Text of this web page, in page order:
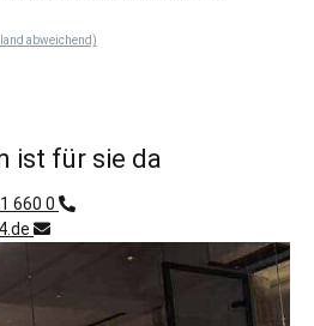
abweichend)
ist für sie da
660 0